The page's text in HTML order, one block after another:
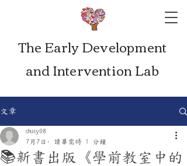
The Early Development
and Intervention Lab
文章
📚新書出版《學前教室中的
chusy08
7月7日
讀畢需時 1 分鐘